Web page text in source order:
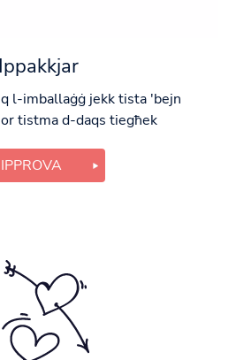
Ippakkjar
l-imballaġġ jekk tista 'bejn
tistma d-daqs tiegħek
IPPROVA